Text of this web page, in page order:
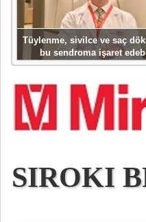
Tüylenme, sivilce ve saç
bu sendroma işaret
SIROKI